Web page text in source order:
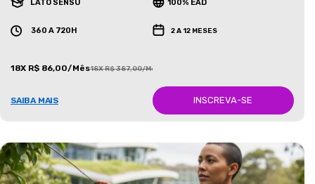
LATO SENSU 100% EAD
360 A 720H 2 A 12 MESES
18X R$ 86,00/Mês18X R$ 387,00/Mês
SAIBA MAIS INSCREVA-SE